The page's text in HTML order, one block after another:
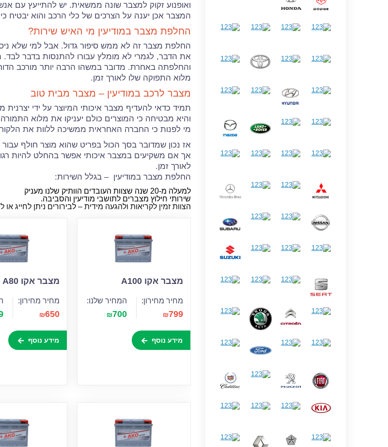
ואופנוע זקוק למצבר שונה ממשאית. יש להתייעץ עם
המצבר אכן יענה על הצרכים של כלי הרכב והוא יבטיח
החלפת מצבר במודיעין מי האיש שירות?
החלפת מצבר זה לא ממש סיפור גדול. אבל למי שלא
את הדבר, לגמרי לא מומלץ עבורו להתנסות בדבר
והחלפתה באחרת. מדובר במשהו הרבה יותר מורכב
מלוא התפוקה שלו לאורך זמן.
מצבר לרכב במודיעין – מצבר מבית טוב
תמיד כדאי להעדיף מצבר איכותי המיוצר על ידי
והיא מבטיחה כי המוצרים כולם יעניקו את מלוא
מי לפנות כי החברה האחראית ממשיכה ללוות את
אז נכון שמדובר בסך הכול בפריט שהוא מוצר חולף
אך אם משקיעים במצבר איכותי אפשר בהחלט להיות
לאורך זמן.
החלפת מצבר במודיעין – בגלל השירות:
למעלה מ-20 שנה שצוות העובדים הוותיק שלנו מעניק
שירותי חילוץ מצברים לתושבי מודיעין והסביבה.
הצוות זמין לקריאות ולהגעה מידית – לבירורים ניתן לחייג
מצבר אקו A100
מחיר מחירון:
₪799
המחיר שלנו:
₪700
מידע נוסף
מצבר אקו A80
מחיר מחירון:
₪650
מידע נוסף